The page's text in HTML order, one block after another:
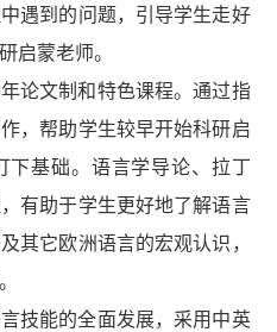
遇到的问题，引导学生走好
启蒙老师。
论文制和特色课程。通过指
，帮助学生较早开始科研启
下基础。语言学导论、拉丁
有助于学生更好地了解语言
其它欧洲语言的宏观认识，
技能的全面发展，采用中英